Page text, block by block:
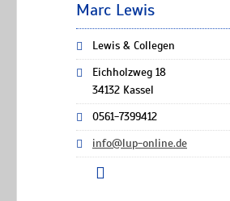
Marc Lewis
Lewis & Collegen
Eichholzweg 18
34132 Kassel
0561-7399412
info@lup-online.de